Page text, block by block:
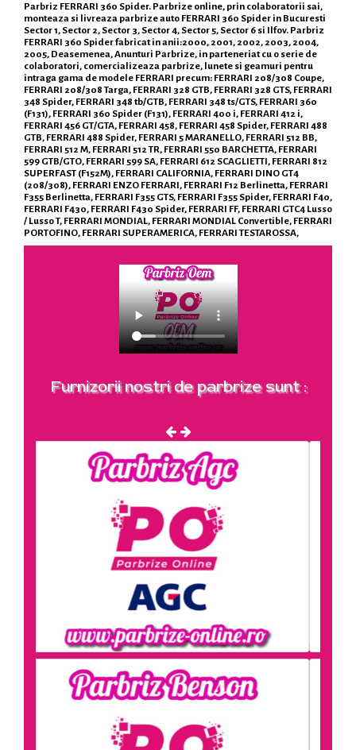
Parbriz FERRARI 360 Spider. Parbrize online, prin colaboratorii sai,
monteaza si livreaza parbrize auto FERRARI 360 Spider in Bucuresti
Sector 1, Sector 2, Sector 3, Sector 4, Sector 5, Sector 6 si Ilfov. Parbriz
FERRARI 360 Spider fabricat in anii:2000, 2001, 2002, 2003, 2004,
2005, Deasemenea, Anunturi Parbrize, in parteneriat cu o serie de
colaboratori, comercializeaza parbrize, lunete si geamuri pentru
intraga gama de modele FERRARI precum: FERRARI 208/308 Coupe,
FERRARI 208/308 Targa, FERRARI 328 GTB, FERRARI 328 GTS, FERRARI
348 Spider, FERRARI 348 tb/GTB, FERRARI 348 ts/GTS, FERRARI 360
(F131), FERRARI 360 Spider (F131), FERRARI 400 i, FERRARI 412 i,
FERRARI 456 GT/GTA, FERRARI 458, FERRARI 458 Spider, FERRARI 488
GTB, FERRARI 488 Spider, FERRARI 5 MARANELLO, FERRARI 512 BB,
FERRARI 512 M, FERRARI 512 TR, FERRARI 550 BARCHETTA, FERRARI
599 GTB/GTO, FERRARI 599 SA, FERRARI 612 SCAGLIETTI, FERRARI 812
SUPERFAST (F152M), FERRARI CALIFORNIA, FERRARI DINO GT4
(208/308), FERRARI ENZO FERRARI, FERRARI F12 Berlinetta, FERRARI
F355 Berlinetta, FERRARI F355 GTS, FERRARI F355 Spider, FERRARI F40,
FERRARI F430, FERRARI F430 Spider, FERRARI FF, FERRARI GTC4 Lusso
/ Lusso T, FERRARI MONDIAL, FERRARI MONDIAL Convertible, FERRARI
PORTOFINO, FERRARI SUPERAMERICA, FERRARI TESTAROSSA,
Furnizorii nostri de parbrize sunt :